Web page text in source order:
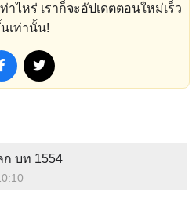
ไหร่ เราก็จะอัปเดตตอนใหม่เร็ว
เท่านั้น!
ก บท 1554